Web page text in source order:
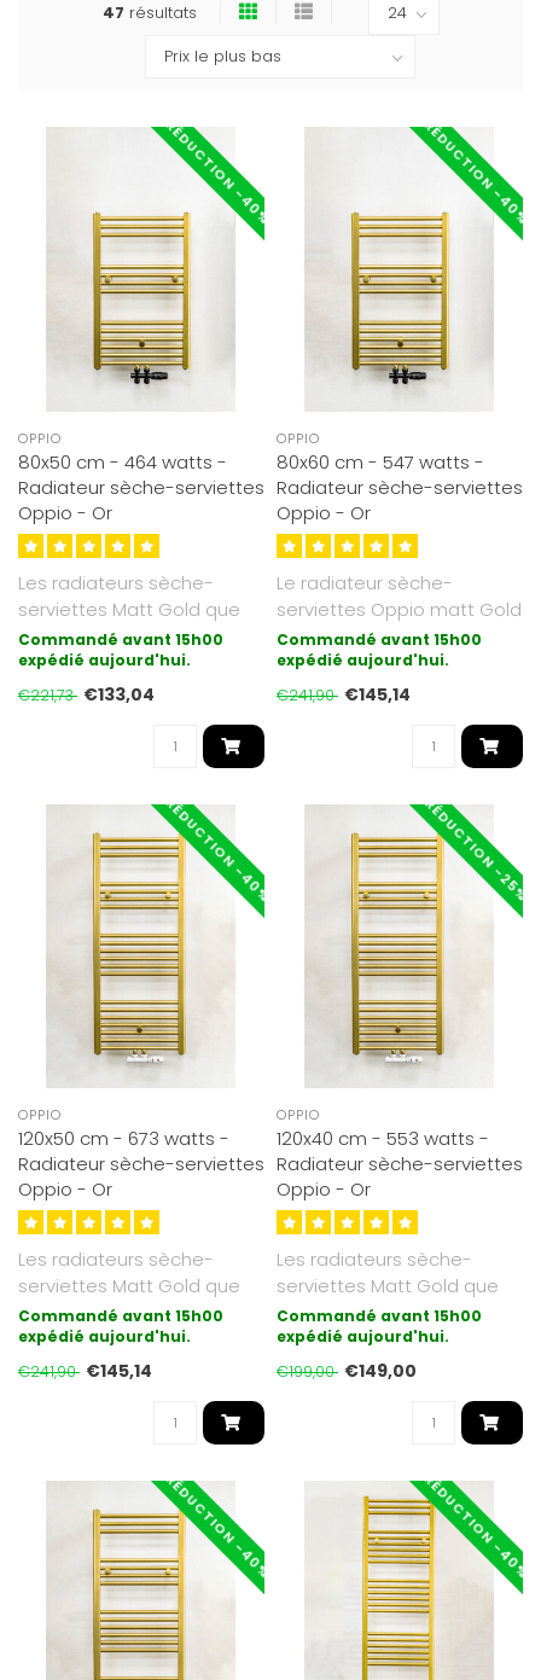
47 résultats
RÉDUCTION -40%
OPPIO
80x50 cm - 464 watts -
Radiateur sèche-serviettes
Oppio - Or
Les radiateurs sèche-
serviettes Matt Gold que
nous proposons sont
galvanisés (..
Commandé avant 15h00
expédié aujourd'hui.
€221,73 €133,04
RÉDUCTION -40%
OPPIO
80x60 cm - 547 watts -
Radiateur sèche-serviettes
Oppio - Or
Le radiateur sèche-
serviettes Oppio matt Gold
est galvanisé et bénéficie
d'u..
Commandé avant 15h00
expédié aujourd'hui.
€241,90 €145,14
RÉDUCTION -40%
OPPIO
120x50 cm - 673 watts -
Radiateur sèche-serviettes
Oppio - Or
Les radiateurs sèche-
serviettes Matt Gold que
nous proposons sont
galvanisés (..
Commandé avant 15h00
expédié aujourd'hui.
€241,90 €145,14
RÉDUCTION -25%
OPPIO
120x40 cm - 553 watts -
Radiateur sèche-serviettes
Oppio - Or
Les radiateurs sèche-
serviettes Matt Gold que
nous proposons sont
galvanisés (..
Commandé avant 15h00
expédié aujourd'hui.
€199,00 €149,00
RÉDUCTION -40% RÉDUCTION -40%